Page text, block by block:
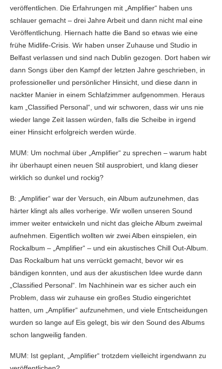
veröffentlichen. Die Erfahrungen mit „Amplifier“ haben uns
schlauer gemacht – drei Jahre Arbeit und dann nicht mal eine
Veröffentlichung. Hiernach hatte die Band so etwas wie eine
frühe Midlife-Crisis. Wir haben unser Zuhause und Studio in
Belfast verlassen und sind nach Dublin gezogen. Dort haben wir
dann Songs über den Kampf der letzten Jahre geschrieben, in
professioneller und persönlicher Hinsicht, und diese dann in
nackter Manier in einem Schlafzimmer aufgenommen. Heraus
kam „Classified Personal“, und wir schworen, dass wir uns nie
wieder lange Zeit lassen würden, falls die Scheibe in irgend
einer Hinsicht erfolgreich werden würde.
MUM: Um nochmal über „Amplifier“ zu sprechen – warum habt
ihr überhaupt einen neuen Stil ausprobiert, und klang dieser
wirklich so dunkel und rockig?
B: „Amplifier“ war der Versuch, ein Album aufzunehmen, das
härter klingt als alles vorherige. Wir wollen unseren Sound
immer weiter entwickeln und nicht das gleiche Album zweimal
aufnehmen. Eigentlich wollten wir zwei Alben einspielen, ein
Rockalbum – „Amplifier“ – und ein akustisches Chill Out-Album.
Das Rockalbum hat uns verrückt gemacht, bevor wir es
bändigen konnten, und aus der akustischen Idee wurde dann
„Classified Personal“. Im Nachhinein war es sicher auch ein
Problem, dass wir zuhause ein großes Studio eingerichtet
hatten, um „Amplifier“ aufzunehmen, und viele Entscheidungen
wurden so lange auf Eis gelegt, bis wir den Sound des Albums
schon langweilig fanden.
MUM: Ist geplant, „Amplifier“ trotzdem vielleicht irgendwann zu